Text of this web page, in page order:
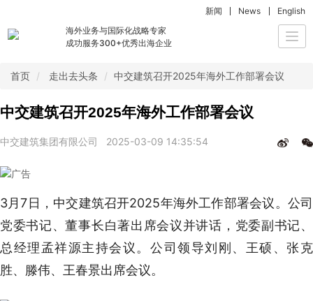
海外业务与国际化战略专家
成功服务300+优秀出海企业
新闻 News English
首页 走出去头条 中交建筑召开2025年海外工作部署会议
中交建筑召开2025年海外工作部署会议
中交建筑集团有限公司 2025-03-09 14:35:54
3月7日，中交建筑召开2025年海外工作部署会议。公司
党委书记、董事长白著出席会议并讲话，党委副书记、
总经理孟祥源主持会议。公司领导刘刚、王硕、张克
胜、滕伟、王春景出席会议。